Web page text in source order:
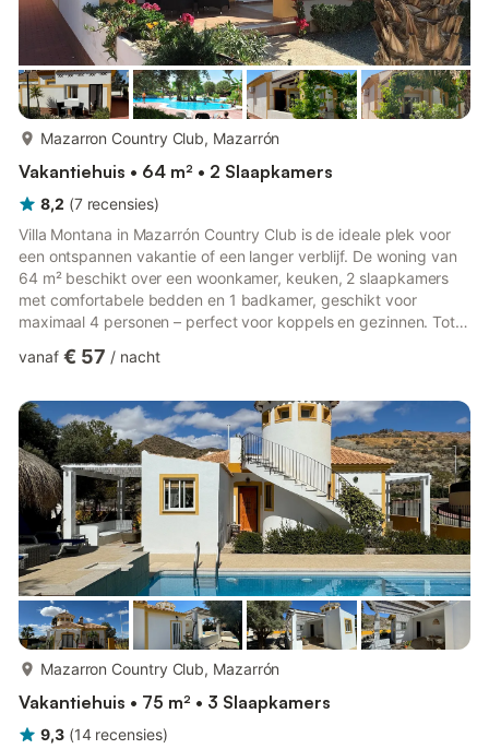
Mazarron Country Club, Mazarrón
Vakantiehuis • 64 m² • 2 Slaapkamers
8,2 (7 recensies)
Villa Montana in Mazarrón Country Club is de ideale plek voor
een ontspannen vakantie of een langer verblijf. De woning van
64 m² beschikt over een woonkamer, keuken, 2 slaapkamers
met comfortabele bedden en 1 badkamer, geschikt voor
maximaal 4 personen – perfect voor koppels en gezinnen. Tot
videogesprekken), een smart-tv, airconditioning, een
verzoek zijn een babybedje en kinderstoel beschikbaar. Buiten
genieten jullie van een privétuin en goed ingerichte terrassen,
met zowel zon...
vanaf € 57 / nacht
Mazarron Country Club, Mazarrón
Vakantiehuis • 75 m² • 3 Slaapkamers
9,3 (14 recensies)